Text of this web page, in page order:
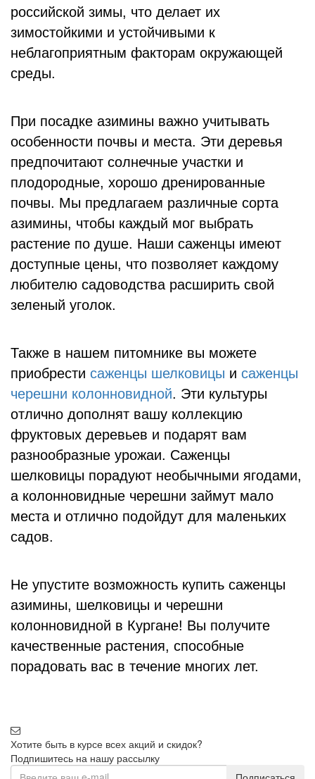
российской зимы, что делает их
зимостойкими и устойчивыми к
неблагоприятным факторам окружающей
среды.
При посадке азимины важно учитывать
особенности почвы и места. Эти деревья
предпочитают солнечные участки и
плодородные, хорошо дренированные
почвы. Мы предлагаем различные сорта
азимины, чтобы каждый мог выбрать
растение по душе. Наши саженцы имеют
доступные цены, что позволяет каждому
любителю садоводства расширить свой
зеленый уголок.
Также в нашем питомнике вы можете
приобрести саженцы шелковицы и саженцы
черешни колонновидной. Эти культуры
отлично дополнят вашу коллекцию
фруктовых деревьев и подарят вам
разнообразные урожаи. Саженцы
шелковицы порадуют необычными ягодами,
а колонновидные черешни займут мало
места и отлично подойдут для маленьких
садов.
Не упустите возможность купить саженцы
азимины, шелковицы и черешни
колонновидной в Кургане! Вы получите
качественные растения, способные
порадовать вас в течение многих лет.
Хотите быть в курсе всех акций и скидок?
Подпишитесь на нашу рассылку